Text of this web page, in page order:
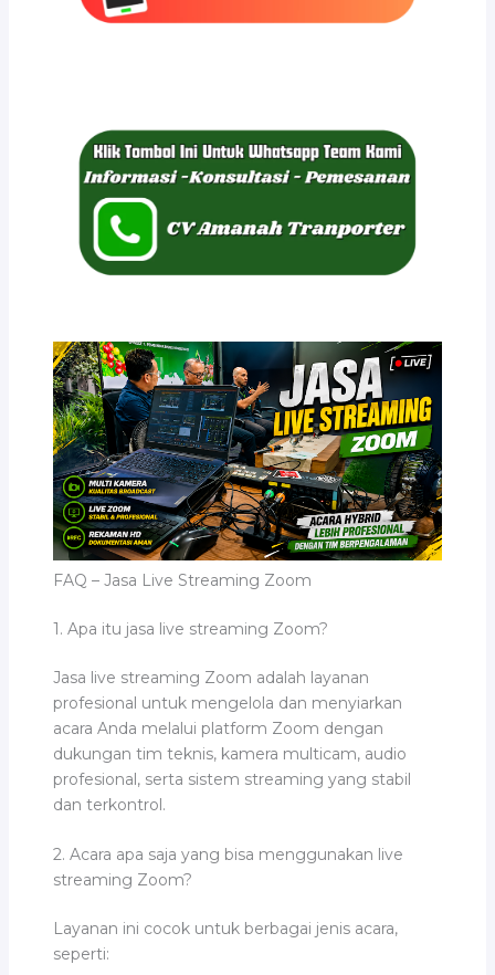
FAQ – Jasa Live Streaming Zoom
1. Apa itu jasa live streaming Zoom?
Jasa live streaming Zoom adalah layanan
profesional untuk mengelola dan menyiarkan
acara Anda melalui platform Zoom dengan
dukungan tim teknis, kamera multicam, audio
profesional, serta sistem streaming yang stabil
dan terkontrol.
2. Acara apa saja yang bisa menggunakan live
streaming Zoom?
Layanan ini cocok untuk berbagai jenis acara,
seperti: